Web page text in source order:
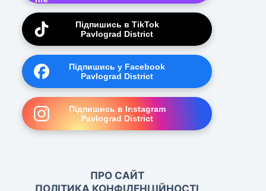
Підпишись в TikTok
Pavlograd District
Підпишись у Facebook
Pavlograd District
Підпишись в Instagram
Pavlograd District
ПРО САЙТ
ПОЛІТИКА КОНФІДЕНЦІЙНОСТІ